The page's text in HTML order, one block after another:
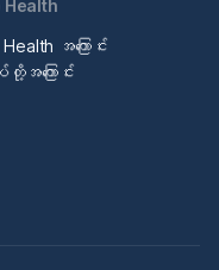
Health
အကြောင်း
အကြောင်း